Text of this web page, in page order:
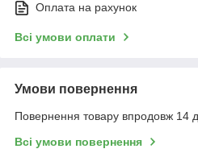
Оплата на рахунок
Всі умови оплати
Умови повернення
Повернення товару впродовж 14
Всі умови повернення